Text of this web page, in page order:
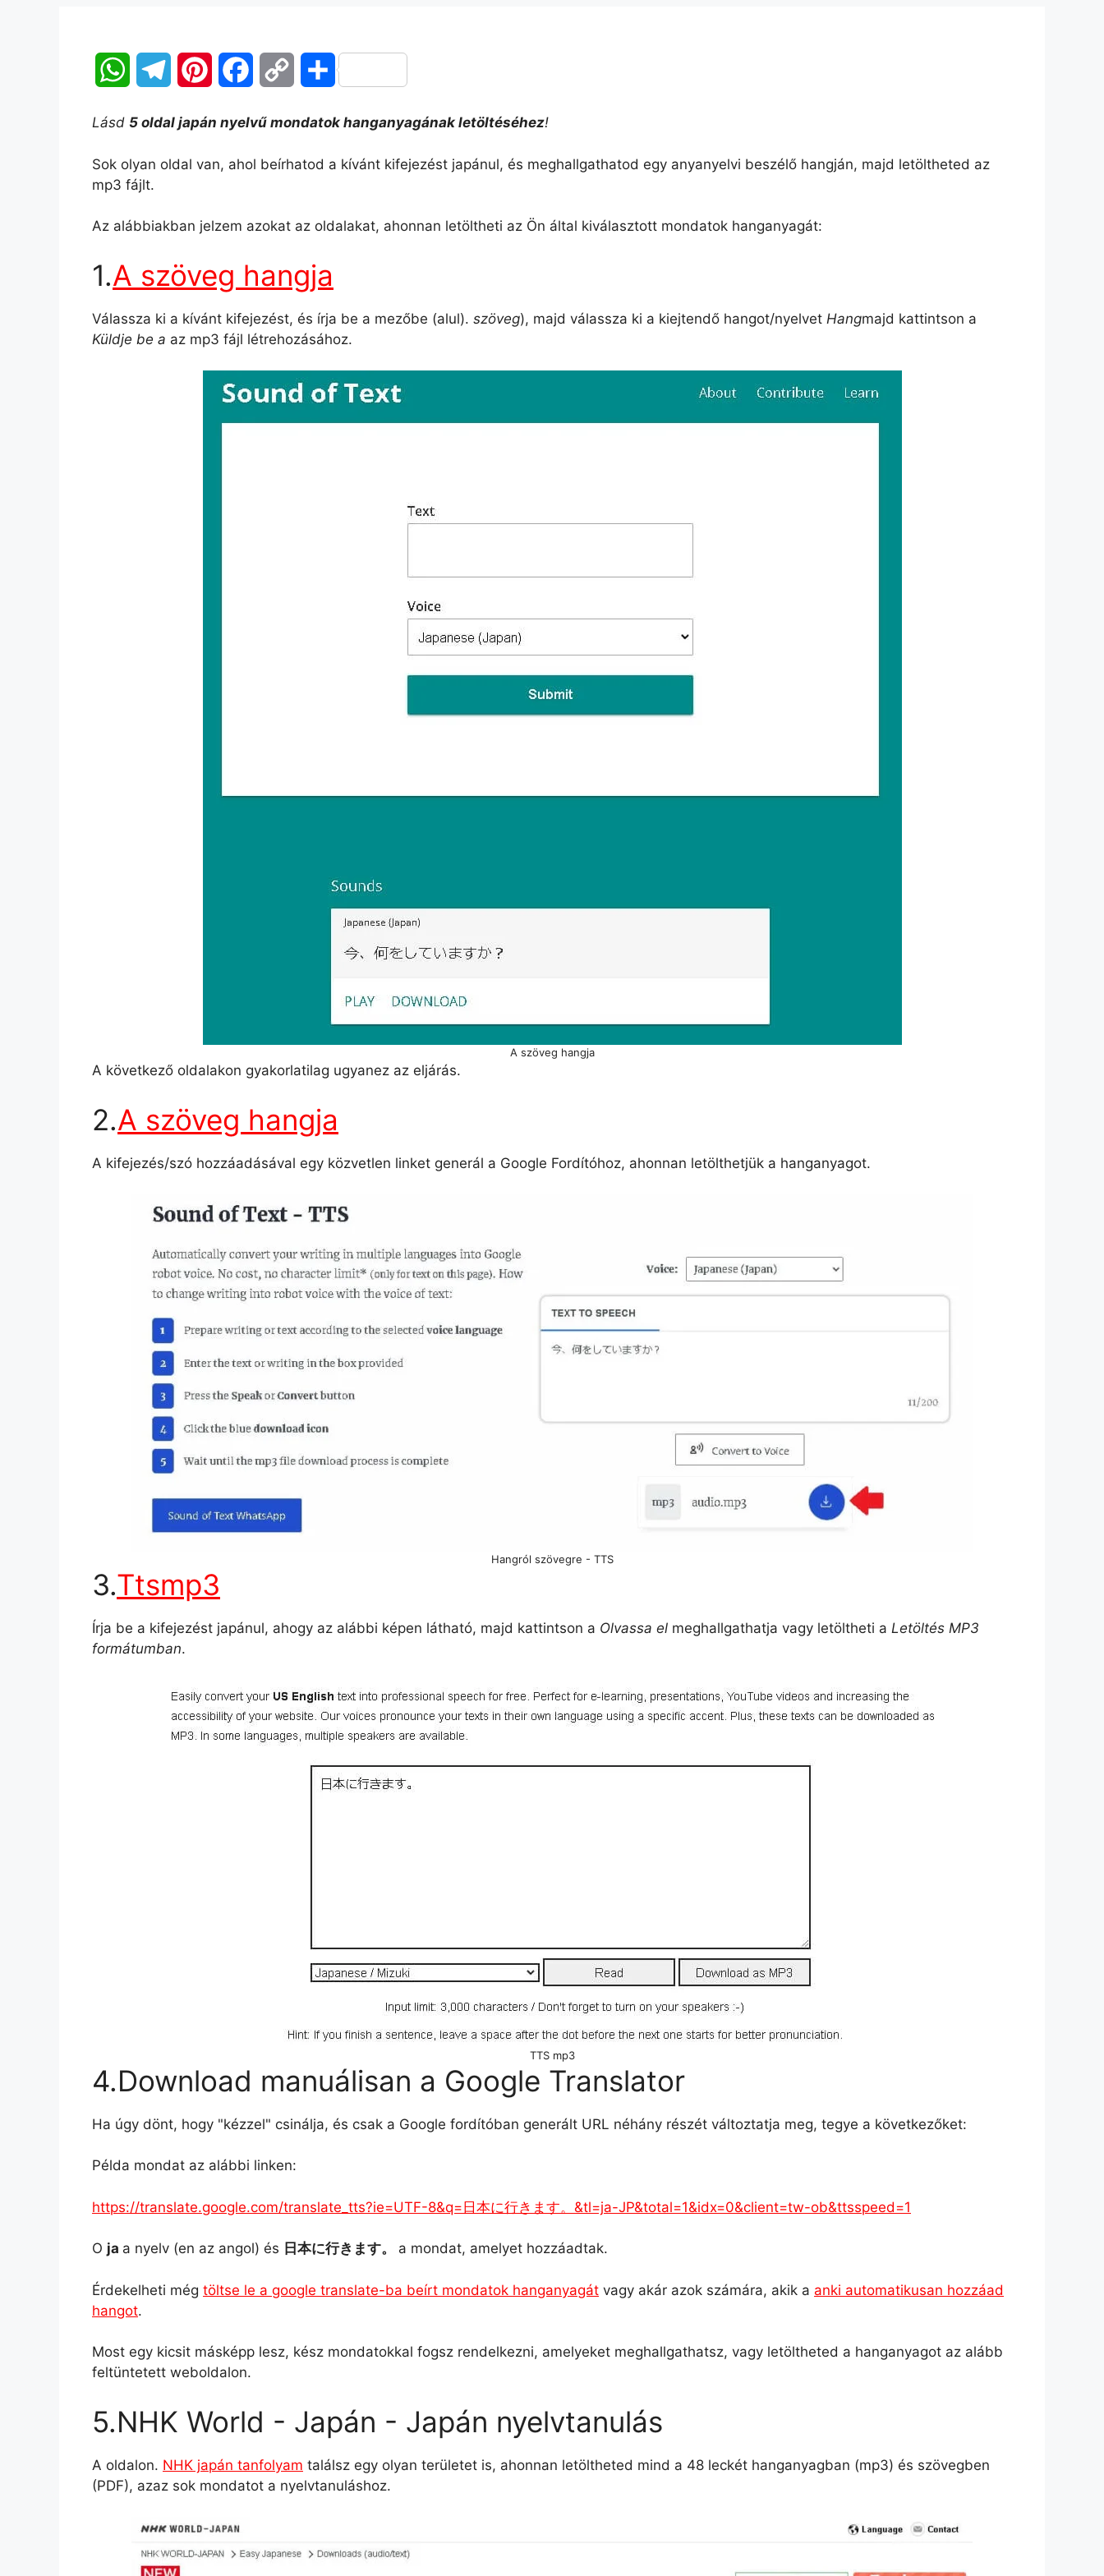
W
t
p
e
a
m
t
e
s
t
e
o
k
y
n
k
O
z
g
Lásd 5 oldal japán nyelvű mondatok hanganyagának letöltéséhez!
Sok olyan oldal van, ahol beírhatod a kívánt kifejezést japánul, és meghallgathatod egy anyanyelvi beszélő hangján, majd letöltheted az
mp3 fájlt.
Az alábbiakban jelzem azokat az oldalakat, ahonnan letöltheti az Ön által kiválasztott mondatok hanganyagát:
1.A szöveg hangja
Válassza ki a kívánt kifejezést, és írja be a mezőbe (alul). szöveg), majd válassza ki a kiejtendő hangot/nyelvet Hangmajd kattintson a
Küldje be a az mp3 fájl létrehozásához.
A szöveg hangja
A következő oldalakon gyakorlatilag ugyanez az eljárás.
2.A szöveg hangja
A kifejezés/szó hozzáadásával egy közvetlen linket generál a Google Fordítóhoz, ahonnan letölthetjük a hanganyagot.
Hangról szövegre - TTS
3.Ttsmp3
Írja be a kifejezést japánul, ahogy az alábbi képen látható, majd kattintson a Olvassa el meghallgathatja vagy letöltheti a Letöltés MP3
formátumban.
TTS mp3
4.Download manuálisan a Google Translator
Ha úgy dönt, hogy "kézzel" csinálja, és csak a Google fordítóban generált URL néhány részét változtatja meg, tegye a következőket:
Példa mondat az alábbi linken:
https://translate.google.com/translate_tts?ie=UTF-8&q=日本に行きます。&tl=ja-JP&total=1&idx=0&client=tw-ob&ttsspeed=1
O ja a nyelv (en az angol) és 日本に行きます。 a mondat, amelyet hozzáadtak.
Érdekelheti még töltse le a google translate-ba beírt mondatok hanganyagát vagy akár azok számára, akik a anki automatikusan hozzáad
hangot.
Most egy kicsit másképp lesz, kész mondatokkal fogsz rendelkezni, amelyeket meghallgathatsz, vagy letöltheted a hanganyagot az alább
feltüntetett weboldalon.
5.NHK World - Japán - Japán nyelvtanulás
A oldalon. NHK japán tanfolyam találsz egy olyan területet is, ahonnan letöltheted mind a 48 leckét hanganyagban (mp3) és szövegben
(PDF), azaz sok mondatot a nyelvtanuláshoz.